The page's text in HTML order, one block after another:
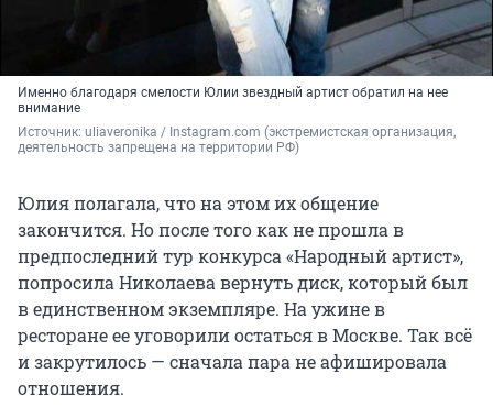
Именно благодаря смелости Юлии звездный артист обратил на нее
внимание
Источник: uliaveronika / Instagram.com (экстремистская организация,
деятельность запрещена на территории РФ)
Юлия полагала, что на этом их общение
закончится. Но после того как не прошла в
предпоследний тур конкурса «Народный артист»,
попросила Николаева вернуть диск, который был
в единственном экземпляре. На ужине в
ресторане ее уговорили остаться в Москве. Так всё
и закрутилось — сначала пара не афишировала
отношения.